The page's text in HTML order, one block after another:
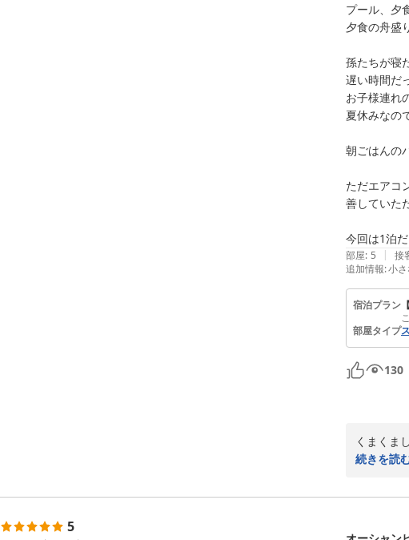
ざいました
これから
またご家
稲取温泉
2026-06-
プール、夕
夕食の舟盛
孫たちが寝
遅い時間だ
お子様連れ
夏休みなの
朝ごはんの
ただエアコ
善していた
部屋: 5 | 接
追加情報:小
宿泊プラン
部屋タイプ
130
くまくま
ご様子を
続きを読
5